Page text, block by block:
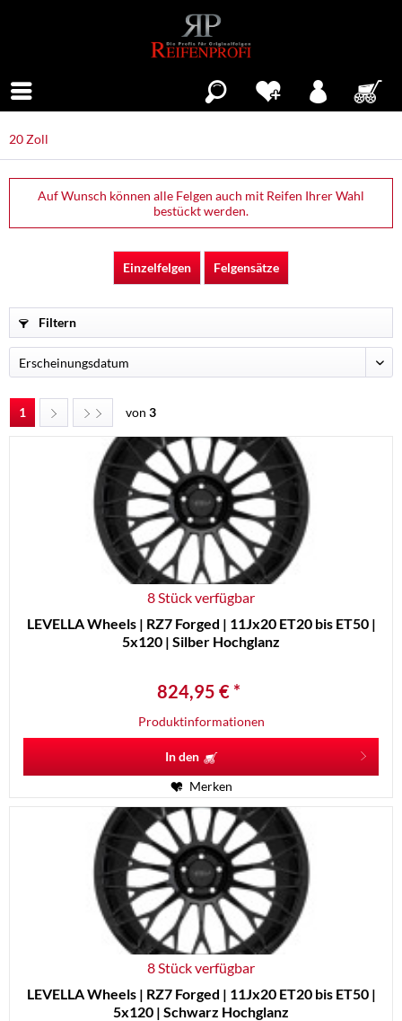
20 Zoll
Auf Wunsch können alle Felgen auch mit Reifen Ihrer Wahl
bestückt werden.
Einzelfelgen Felgensätze
Filtern
1 von 3
8 Stück verfügbar
LEVELLA Wheels | RZ7 Forged | 11Jx20 ET20 bis ET50 |
5x120 | Silber Hochglanz
824,95 € *
Produktinformationen
In den
Merken
8 Stück verfügbar
LEVELLA Wheels | RZ7 Forged | 11Jx20 ET20 bis ET50 |
5x120 | Schwarz Hochglanz